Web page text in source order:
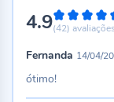
4.998%
(42) avaliações
Fernanda 14/04/
ótimo!